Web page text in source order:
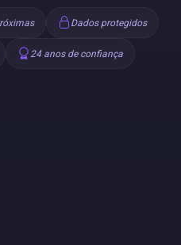
Dados protegidos
24 anos de confiança